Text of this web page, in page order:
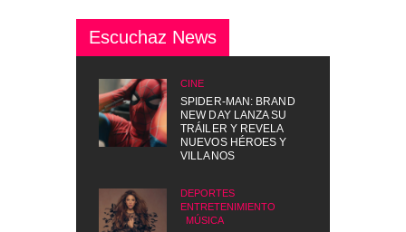
Escuchaz News
CINE
SPIDER-MAN: BRAND
NEW DAY LANZA SU
TRÁILER Y REVELA
NUEVOS HÉROES Y
VILLANOS
DEPORTES
ENTRETENIMIENTO
MÚSICA